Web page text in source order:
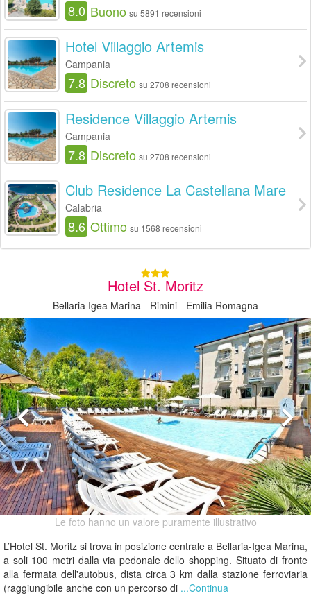
8.0 Buono su 5891 recensioni
Hotel Villaggio Artemis
Campania
7.8 Discreto su 2708 recensioni
Residence Villaggio Artemis
Campania
7.8 Discreto su 2708 recensioni
Club Residence La Castellana Mare
Calabria
8.6 Ottimo su 1568 recensioni
Hotel St. Moritz
Bellaria Igea Marina - Rimini - Emilia Romagna
Le foto hanno un valore puramente illustrativo
L’Hotel St. Moritz si trova in posizione centrale a Bellaria-Igea Marina,
a soli 100 metri dalla via pedonale dello shopping. Situato di fronte
alla fermata dell'autobus, dista circa 3 km dalla stazione ferroviaria
(raggiungibile anche con un percorso di ...Continua